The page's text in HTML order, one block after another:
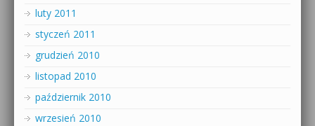
luty 2011
styczeń 2011
grudzień 2010
listopad 2010
październik 2010
wrzesień 2010